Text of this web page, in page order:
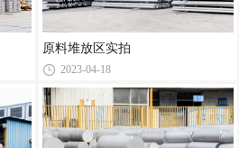
原料堆放区实拍
2023-04-18